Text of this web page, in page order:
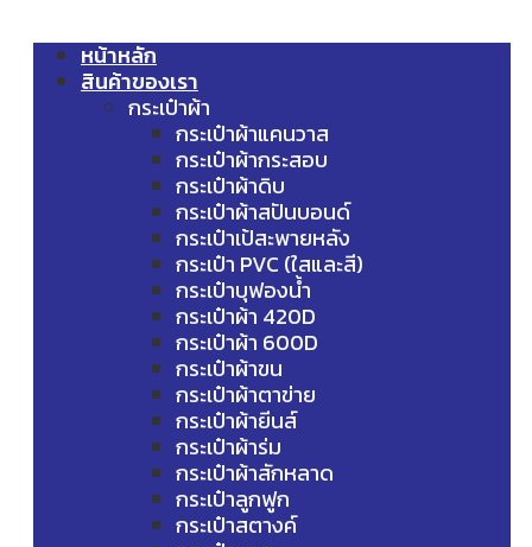
หน้าหลัก
สินค้าของเรา
กระเป๋าผ้า
กระเป๋าผ้าแคนวาส
กระเป๋าผ้ากระสอบ
กระเป๋าผ้าดิบ
กระเป๋าผ้าสปันบอนด์
กระเป๋าเป้สะพายหลัง
กระเป๋า PVC (ใสและสี)
กระเป๋าบุฟองน้ำ
กระเป๋าผ้า 420D
กระเป๋าผ้า 600D
กระเป๋าผ้าขน
กระเป๋าผ้าตาข่าย
กระเป๋าผ้ายีนส์
กระเป๋าผ้าร่ม
กระเป๋าผ้าสักหลาด
กระเป๋าลูกฟูก
กระเป๋าสตางค์